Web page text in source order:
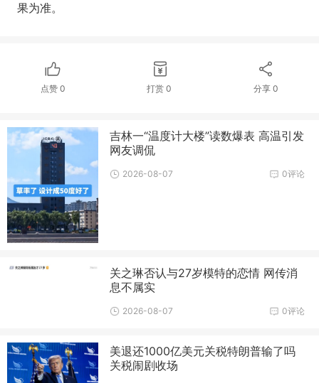
果为准。
点赞0 打赏0 分享 0
吉林一“温度计大楼”读数爆表 高温引发
网友调侃
0评论
2026-08-07
关之琳否认与27岁模特的恋情 网传消
息不属实
0评论
2026-08-07
美退还1000亿美元关税特朗普输了吗
关税闹剧收场